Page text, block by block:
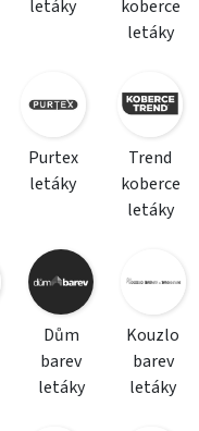
letáky
koberce
letáky
Purtex
letáky
Trend
koberce
letáky
Dům
barev
letáky
Kouzlo
barev
letáky